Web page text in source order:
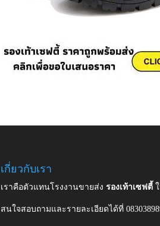
เกี่ยวกับเรา
เราคือตัวแทนโรงงานขายส่งรองเท้าเซฟตี้
สนใจสอบถามและรายละเอียดได้ที่